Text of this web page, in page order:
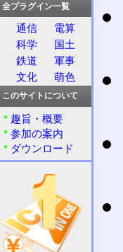
全プラグイン一覧
通信
電算
科学
国土
鉄道
軍事
文化
萌色
このサイトについて
趣旨・概要
参加の案内
ダウンロード